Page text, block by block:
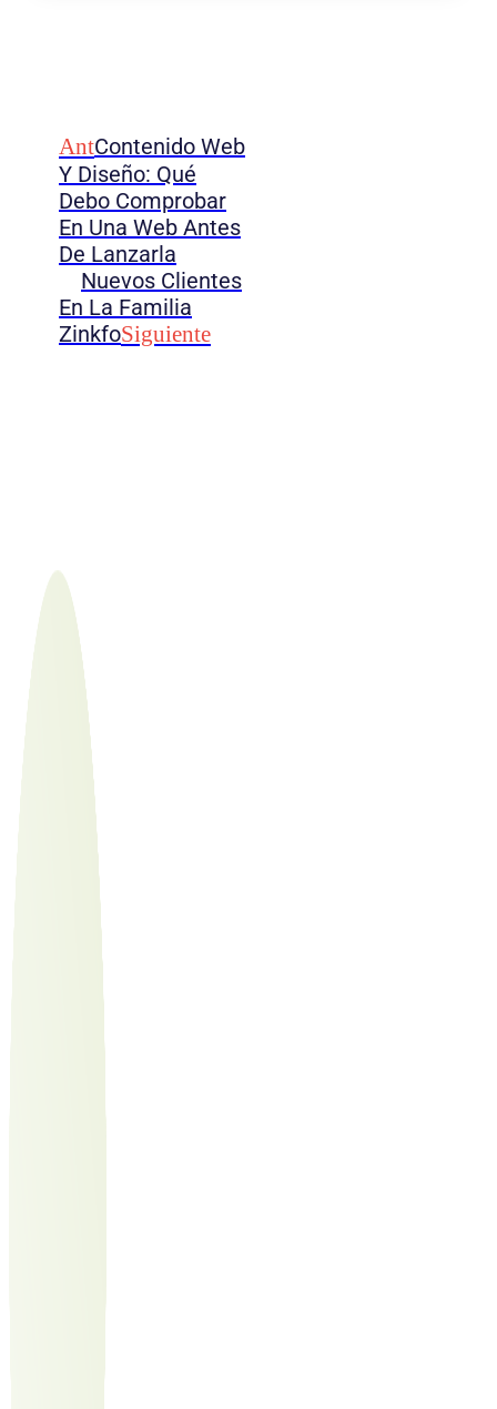
AntContenido Web
Y Diseño: Qué
Debo Comprobar
En Una Web Antes
De Lanzarla
Nuevos Clientes
En La Familia
ZinkfoSiguiente